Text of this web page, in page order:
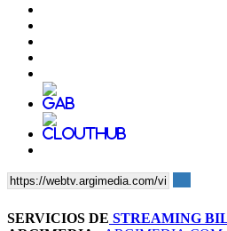
SERVICIOS DE STREAMING